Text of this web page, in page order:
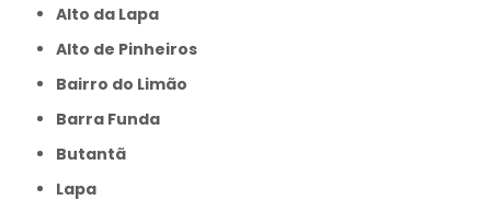
Alto da Lapa
Alto de Pinheiros
Bairro do Limão
Barra Funda
Butantã
Lapa